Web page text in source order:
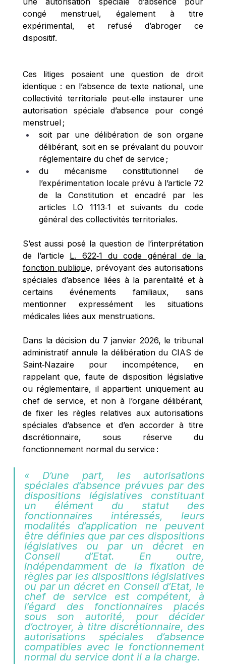
congé menstruel, également à titre
expérimental, et refusé d’abroger ce
dispositif.
Ces litiges posaient une question de droit
identique : en l’absence de texte national, une
collectivité territoriale peut‑elle instaurer une
autorisation spéciale d’absence pour congé
menstruel ;
soit par une délibération de son organe
délibérant, soit en se prévalant du pouvoir
réglementaire du chef de service ;
du mécanisme constitutionnel de
l’expérimentation locale prévu à l’article 72
de la Constitution et encadré par les
articles LO 1113‑1 et suivants du code
général des collectivités territoriales.
S’est aussi posé la question de l’interprétation
de l’article L. 622‑1 du code général de la
fonction publique, prévoyant des autorisations
spéciales d’absence liées à la parentalité et à
certains événements familiaux, sans
mentionner expressément les situations
médicales liées aux menstruations.
Dans la décision du 7 janvier 2026, le tribunal
administratif annule la délibération du CIAS de
Saint‑Nazaire pour incompétence, en
rappelant que, faute de disposition législative
ou réglementaire, il appartient uniquement au
chef de service, et non à l’organe délibérant,
de fixer les règles relatives aux autorisations
spéciales d’absence et d’en accorder à titre
discrétionnaire, sous réserve du
fonctionnement normal du service :
« D’une part, les autorisations
spéciales d’absence prévues par des
dispositions législatives constituant
un élément du statut des
fonctionnaires intéressés, leurs
modalités d’application ne peuvent
être définies que par ces dispositions
législatives ou par un décret en
Conseil d’Etat. En outre,
indépendamment de la fixation de
règles par les dispositions législatives
ou par un décret en Conseil d’Etat, le
chef de service est compétent, à
l’égard des fonctionnaires placés
sous son autorité, pour décider
d’octroyer, à titre discrétionnaire, des
autorisations spéciales d’absence
compatibles avec le fonctionnement
normal du service dont il a la charge.